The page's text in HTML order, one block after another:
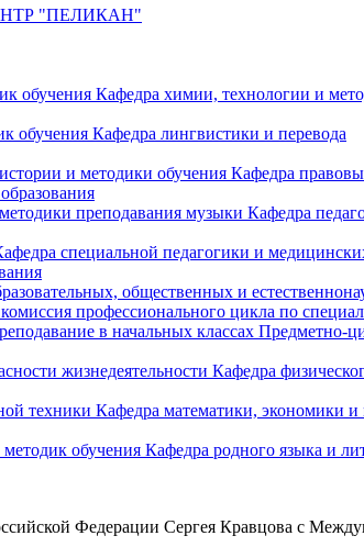
"ПЕЛИКАН"
обучения Кафедра химии, технологии и
обучения Кафедра лингвистики и перевода
и методики обучения Кафедра
преподавания музыки Кафедра
специальной педагогики и
общественных и
профессионального цикла по
в начальных классах Предметно-
жизнедеятельности Кафедра
техники Кафедра математики, экономики и
обучения Кафедра родного языка и
Федерации Сергея Кравцова с